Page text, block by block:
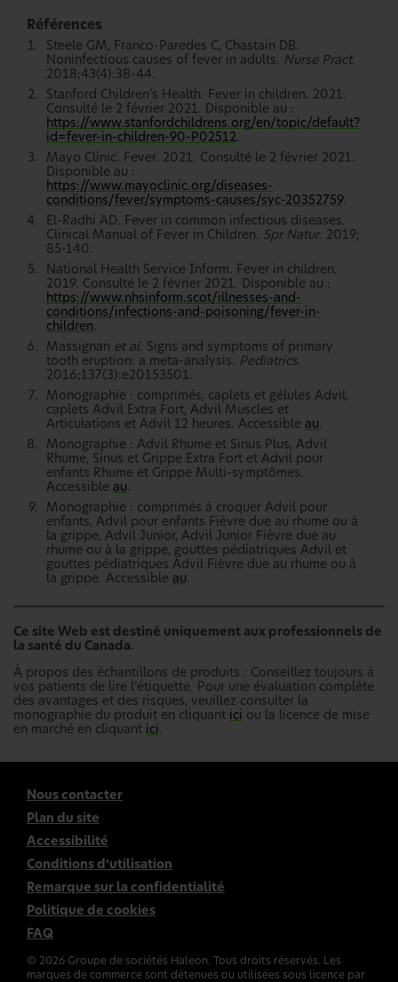
Références
Steele GM, Franco-Paredes C, Chastain DB.
Noninfectious causes of fever in adults. Nurse Pract.
2018;43(4):38-44.
Stanford Children’s Health. Fever in children. 2021.
Consulté le 2 février 2021. Disponible au :
https://www.stanfordchildrens.org/en/topic/default?
id=fever-in-children-90-P02512.
Mayo Clinic. Fever. 2021. Consulté le 2 février 2021.
Disponible au :
https://www.mayoclinic.org/diseases-
conditions/fever/symptoms-causes/syc-20352759.
El-Radhi AD. Fever in common infectious diseases.
Clinical Manual of Fever in Children. Spr Natur. 2019;
85-140.
National Health Service Inform. Fever in children.
2019. Consulté le 2 février 2021. Disponible au :
https://www.nhsinform.scot/illnesses-and-
conditions/infections-and-poisoning/fever-in-
children.
Massignan et al. Signs and symptoms of primary
tooth eruption: a meta-analysis. Pediatrics.
2016;137(3):e20153501.
Monographie : comprimés, caplets et gélules Advil,
caplets Advil Extra Fort, Advil Muscles et
Articulations et Advil 12 heures. Accessible au.
Monographie : Advil Rhume et Sinus Plus, Advil
Rhume, Sinus et Grippe Extra Fort et Advil pour
enfants Rhume et Grippe Multi-symptômes.
Accessible au.
Monographie : comprimés à croquer Advil pour
enfants, Advil pour enfants Fièvre due au rhume ou à
la grippe, Advil Junior, Advil Junior Fièvre due au
rhume ou à la grippe, gouttes pédiatriques Advil et
gouttes pédiatriques Advil Fièvre due au rhume ou à
la grippe. Accessible au.
Ce site Web est destiné uniquement aux professionnels de
la santé du Canada.
À propos des échantillons de produits : Conseillez toujours à
vos patients de lire l’étiquette. Pour une évaluation complète
des avantages et des risques, veuillez consulter la
monographie du produit en cliquant ici ou la licence de mise
en marché en cliquant ici.
Nous contacter
Plan du site
Accessibilité
Conditions d’utilisation
Remarque sur la confidentialité
Politique de cookies
FAQ
© 2026 Groupe de sociétés Haleon. Tous droits réservés. Les
marques de commerce sont détenues ou utilisées sous licence par